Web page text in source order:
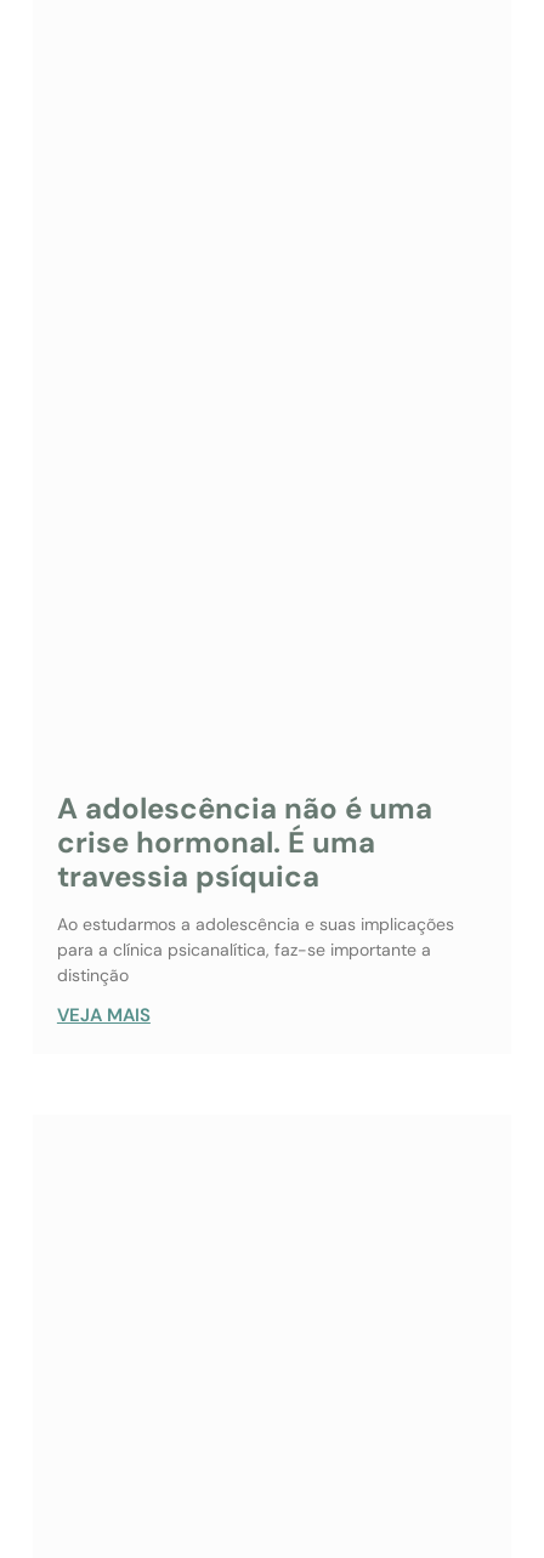
A adolescência não é uma
crise hormonal. É uma
travessia psíquica
Ao estudarmos a adolescência e suas implicações
para a clínica psicanalítica, faz-se importante a
distinção
VEJA MAIS